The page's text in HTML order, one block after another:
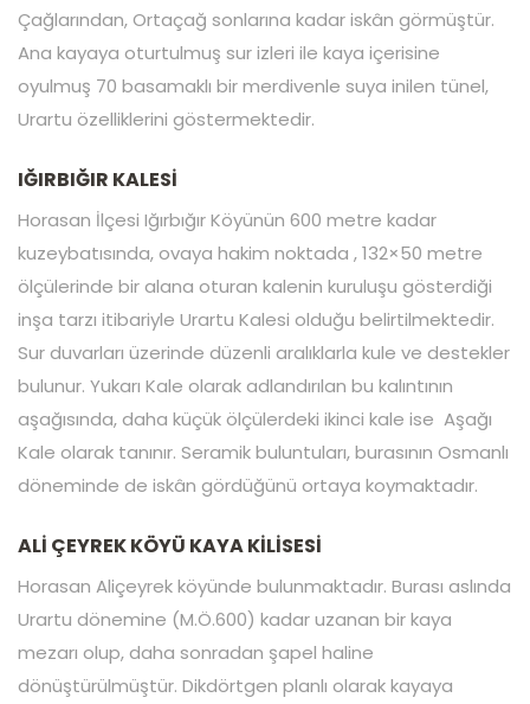
Çağlarından, Ortaçağ sonlarına kadar iskân görmüştür.
Ana kayaya oturtulmuş sur izleri ile kaya içerisine
oyulmuş 70 basamaklı bir merdivenle suya inilen tünel,
Urartu özelliklerini göstermektedir.
IĞIRBIĞIR KALESİ
Horasan İlçesi Iğırbığır Köyünün 600 metre kadar
kuzeybatısında, ovaya hakim noktada , 132×50 metre
ölçülerinde bir alana oturan kalenin kuruluşu gösterdiği
inşa tarzı itibariyle Urartu Kalesi olduğu belirtilmektedir.
Sur duvarları üzerinde düzenli aralıklarla kule ve destekler
bulunur. Yukarı Kale olarak adlandırılan bu kalıntının
aşağısında, daha küçük ölçülerdeki ikinci kale ise Aşağı
Kale olarak tanınır. Seramik buluntuları, burasının Osmanlı
döneminde de iskân gördüğünü ortaya koymaktadır.
ALİ ÇEYREK KÖYÜ KAYA KİLİSESİ
Horasan Aliçeyrek köyünde bulunmaktadır. Burası aslında
Urartu dönemine (M.Ö.600) kadar uzanan bir kaya
mezarı olup, daha sonradan şapel haline
dönüştürülmüştür. Dikdörtgen planlı olarak kayaya